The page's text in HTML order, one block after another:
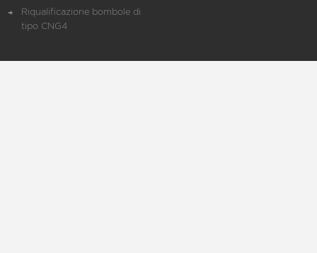
Riqualificazione bombole di
tipo CNG4